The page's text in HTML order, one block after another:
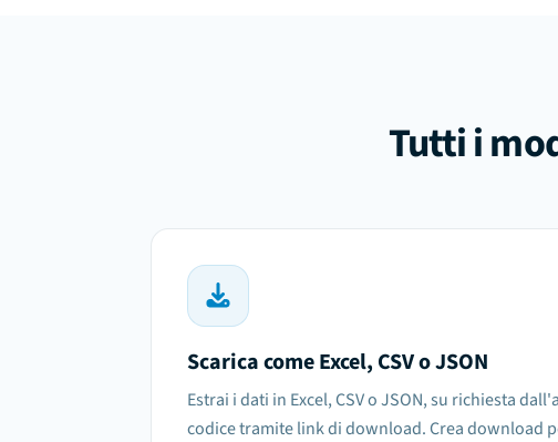
Tutti i
Scarica come Excel, CSV o JSON
Estrai i dati in Excel, CSV o JSON, su richiesta
codice tramite link di download. Crea download